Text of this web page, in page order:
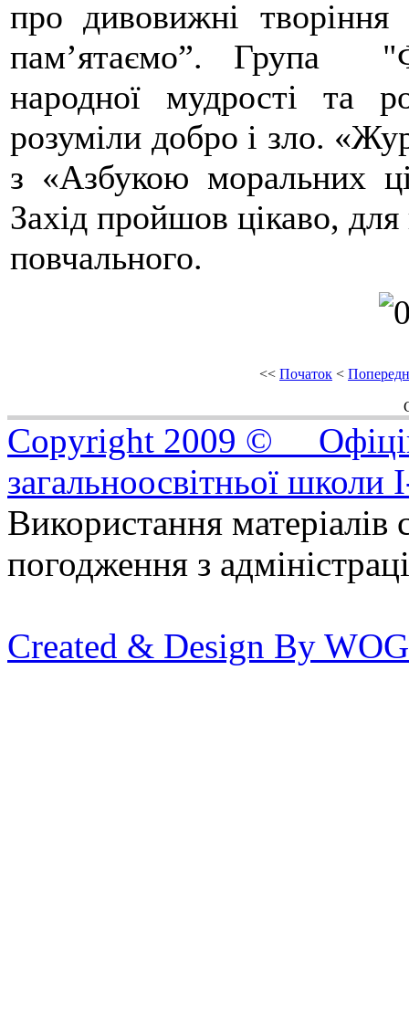
про дивовижні
пам’ятаємо”. Група
народної мудрості та
розуміли добро і зло.
з «Азбукою моральних
Захід пройшов цікаво, для
повчального.
<< Початок <
Copyright 2009 ©
загальноосвітньої
Використання матеріалів
погодження з
Created & Design By WOG